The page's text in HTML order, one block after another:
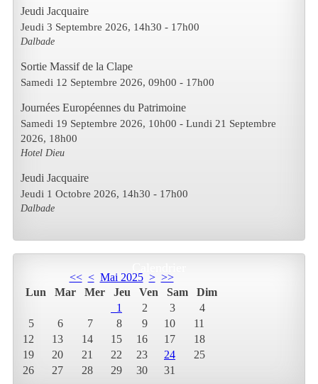
Jeudi Jacquaire
Jeudi 3 Septembre 2026, 14h30 - 17h00
Dalbade
Sortie Massif de la Clape
Samedi 12 Septembre 2026, 09h00 - 17h00
Journées Européennes du Patrimoine
Samedi 19 Septembre 2026, 10h00 - Lundi 21 Septembre
2026, 18h00
Hotel Dieu
Jeudi Jacquaire
Jeudi 1 Octobre 2026, 14h30 - 17h00
Dalbade
<< < Mai 2025 > >>
Lun
Mar Mer Jeu Ven Sam
Dim
1
2 3
4
5
6 7 8 9 10
11
12
13 14 15 16 17
18
19
20 21 22 23 24
25
26
27 28 29 30 31